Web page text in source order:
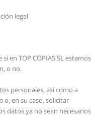
legal
en TOP COPIAS SL estamos
o no.
personales, así como a
o, en su caso, solicitar
datos ya no sean necesarios